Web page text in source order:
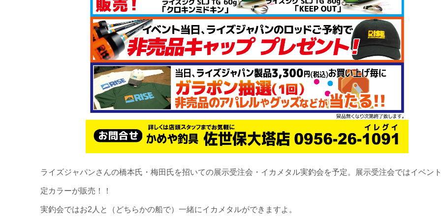
ライズジャパンさんの橋本氏・梅田氏を招いての展示受注会・イカメタル実釣会を予定。展示受注会ではイベン
定カラーが販売！！
実釣会ではお2人と（どちらかの船で）一緒にイカメタルができますよ。